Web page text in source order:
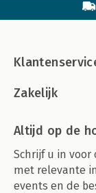
Zakelijk
Altijd op de
Schrijf u in
met relevante
events en de